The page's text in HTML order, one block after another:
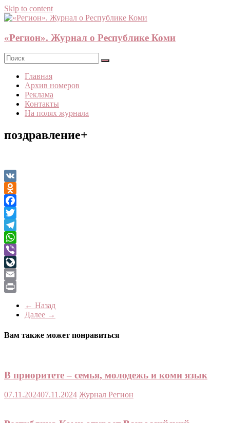
Skip to content
«Регион». Журнал о Республике Коми
Главная
Архив номеров
Реклама
Контакты
На полях журнала
поздравление+
VK
Odnoklassniki
Facebook
Twitter
Telegram
WhatsApp
Viber
LiveJournal
Email
← Назад
Далее →
Вам также может понравиться
В приоритете – семья, молодежь и коми язык
07.11.202407.11.2024 Журнал Регион